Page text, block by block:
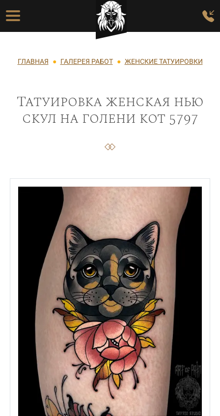
Перейти к основному содержанию
Основная навигация
Строка навигации
ГЛАВНАЯ ГАЛЕРЕЯ РАБОТ ЖЕНСКИЕ ТАТУИРОВКИ
Татуировка женская нью
скул на голени кот 5797